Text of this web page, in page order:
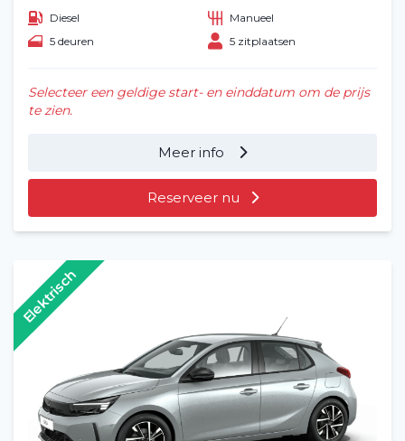
Diesel
Manueel
5 deuren
5 zitplaatsen
Selecteer een geldige start- en einddatum om de prijs
te zien.
Meer info
Reserveer nu
Elektrisch